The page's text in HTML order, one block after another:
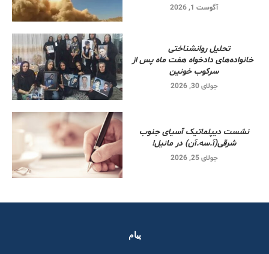
آگوست 1, 2026
تحلیل روانشناختی
خانواده‌های دادخواه هفت ماه پس از
سرکوب خونین
جولای 30, 2026
نشست دیپلماتیک آسیای جنوب
شرقی‌(آ.سه.آن) در مانیل!
جولای 25, 2026
پیام